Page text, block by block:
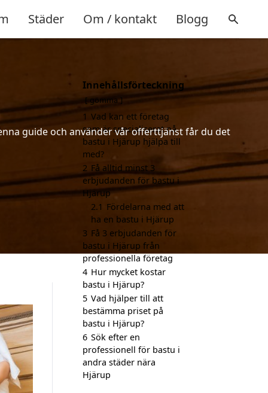
Städer Om / kontakt Blogg
guide och använder vår offerttjänst får du det
Innehållsförteckning
gömma
1 Vad kan ett företag
som är specialiserat på
bastu i Hjärup hjälpa till
med?
2 Få alltid minst 3
erbjudanden för bastu i
Hjärup
2.1 Fördelarna med att
ha en bastu i Hjärup
3 Få 3 erbjudanden för
bastu i Hjärup från
professionella företag
4 Hur mycket kostar
bastu i Hjärup?
5 Vad hjälper till att
bestämma priset på
bastu i Hjärup?
6 Sök efter en
professionell för bastu i
andra städer nära
Hjärup